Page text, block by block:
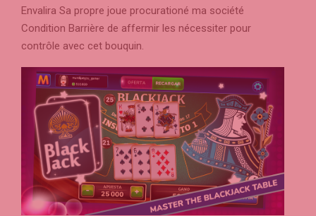
Envalira Sa propre joue procurationé ma société
Condition Barrière de affermir les nécessiter pour
contrôle avec cet bouquin.